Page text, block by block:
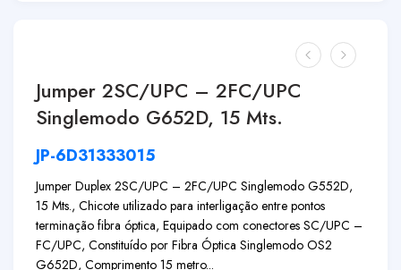
Jumper 2SC/UPC – 2FC/UPC
Singlemodo G652D, 15 Mts.
JP-6D31333015
Jumper Duplex 2SC/UPC – 2FC/UPC Singlemodo G552D,
15 Mts., Chicote utilizado para interligação entre pontos
terminação fibra óptica, Equipado com conectores SC/UPC –
FC/UPC, Constituído por Fibra Óptica Singlemodo OS2
G652D, Comprimento 15 metro...